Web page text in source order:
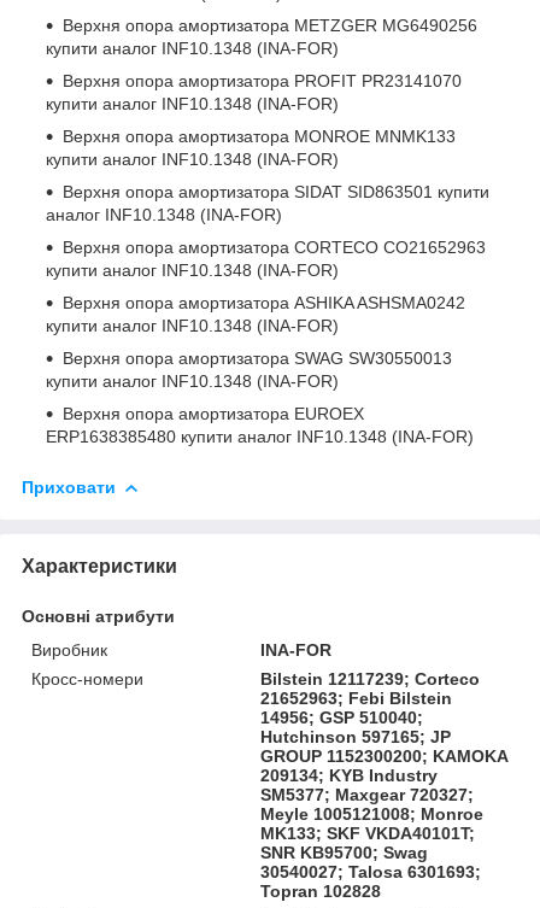
Верхня опора амортизатора METZGER MG6490256
купити аналог INF10.1348 (INA-FOR)
Верхня опора амортизатора PROFIT PR23141070
купити аналог INF10.1348 (INA-FOR)
Верхня опора амортизатора MONROE MNMK133
купити аналог INF10.1348 (INA-FOR)
Верхня опора амортизатора SIDAT SID863501 купити
аналог INF10.1348 (INA-FOR)
Верхня опора амортизатора CORTECO CO21652963
купити аналог INF10.1348 (INA-FOR)
Верхня опора амортизатора ASHIKA ASHSMA0242
купити аналог INF10.1348 (INA-FOR)
Верхня опора амортизатора SWAG SW30550013
купити аналог INF10.1348 (INA-FOR)
Верхня опора амортизатора EUROEX
ERP1638385480 купити аналог INF10.1348 (INA-FOR)
Приховати
Характеристики
Основні атрибути
Виробник
INA-FOR
Кросс-номери
Bilstein 12117239; Corteco
21652963; Febi Bilstein
14956; GSP 510040;
Hutchinson 597165; JP
GROUP 1152300200; KAMOKA
209134; KYB Industry
SM5377; Maxgear 720327;
Meyle 1005121008; Monroe
MK133; SKF VKDA40101T;
SNR KB95700; Swag
30540027; Talosa 6301693;
Topran 102828